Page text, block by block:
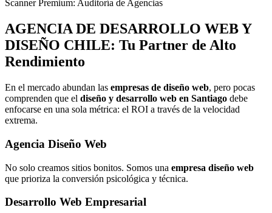
Scanner Premium: Auditoría de Agencias
AGENCIA DE DESARROLLO WEB Y
DISEÑO CHILE: Tu Partner de Alto
Rendimiento
En el mercado abundan las empresas de diseño web, pero pocas
comprenden que el diseño y desarrollo web en Santiago debe
enfocarse en una sola métrica: el ROI a través de la velocidad
extrema.
Agencia Diseño Web
No solo creamos sitios bonitos. Somos una empresa diseño web
que prioriza la conversión psicológica y técnica.
Desarrollo Web Empresarial